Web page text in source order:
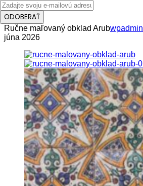
ODOBERAŤ
Ručne maľovaný obklad Arubwpadmin
júna 2026